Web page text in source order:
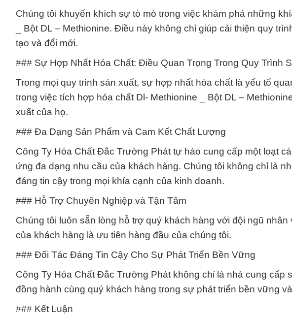
Chúng tôi khuyến khích sự tò mò trong việc khám phá những
_ Bột DL – Methionine. Điều này không chỉ giúp cải thiện quy
tạo và đổi mới.
### Sự Hợp Nhất Hóa Chất: Điều Quan Trọng Trong Quy Trình
Trong mọi quy trình sản xuất, sự hợp nhất hóa chất là yếu tố
trong việc tích hợp hóa chất Dl- Methionine _ Bột DL –
xuất của họ.
### Đa Dạng Sản Phẩm và Cam Kết Chất Lượng
Công Ty Hóa Chất Đắc Trường Phát tự hào cung cấp một loạt
ứng đa dạng nhu cầu của khách hàng. Chúng tôi không chỉ là
đáng tin cậy trong mọi khía cạnh của kinh doanh.
### Hỗ Trợ Chuyên Nghiệp và Tận Tâm
Chúng tôi luôn sẵn lòng hỗ trợ quý khách hàng với đội ngũ
của khách hàng là ưu tiên hàng đầu của chúng tôi.
### Đối Tác Đáng Tin Cậy Cho Sự Phát Triển Bền Vững
Công Ty Hóa Chất Đắc Trường Phát không chỉ là nhà cung cấp
đồng hành cùng quý khách hàng trong sự phát triển bền vững
### Kết Luận